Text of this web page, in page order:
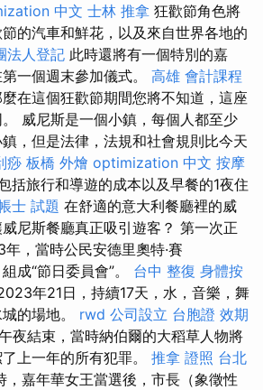
中文 士林 推拿 狂歡節角色將
的汽車和鮮花，以及來自世界各地的
法人登記 此時還將有一個特別的嘉
一個週末參加儀式。 高雄 會計課程
在這個狂歡節期間您將不知道，這座
威尼斯是一個小鎮，每個人都至少
，但是法律，法規和社會規則比今天
痧 板橋 外燴 optimization 中文 按摩
括旅行和導遊的成本以及早餐的1夜住
士 試題 在舒適的意大利餐廳裡的威
尼斯餐廳真正吸引遊客？ 第一次正
，當時公民安德里奧特·賽
成“節日委員會”。 台中 整復 身體按
年21日，持續17天，水，音樂，舞
的場地。 rwd 公司設立 台胞證 效期
夜結束，當時納伯爾的大稻草人物將
上一年的所有犯罪。 推拿 證照 台北
，嘉年華女王當選後，市長（象徵性